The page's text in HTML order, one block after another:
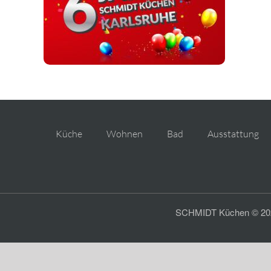
Küche Wohnen Bad Ausstattung
SCHMIDT Küchen ©